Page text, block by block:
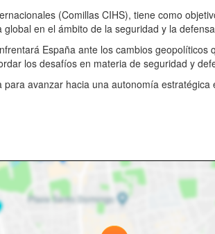
(Comillas CIHS), tiene como
en el ámbito de la seguridad y la
España ante los cambios
los desafíos en materia de seguridad y
avanzar hacia una autonomía